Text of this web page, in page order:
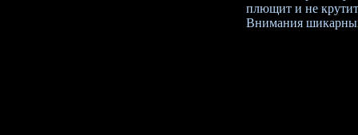
плющит и не
Внимания